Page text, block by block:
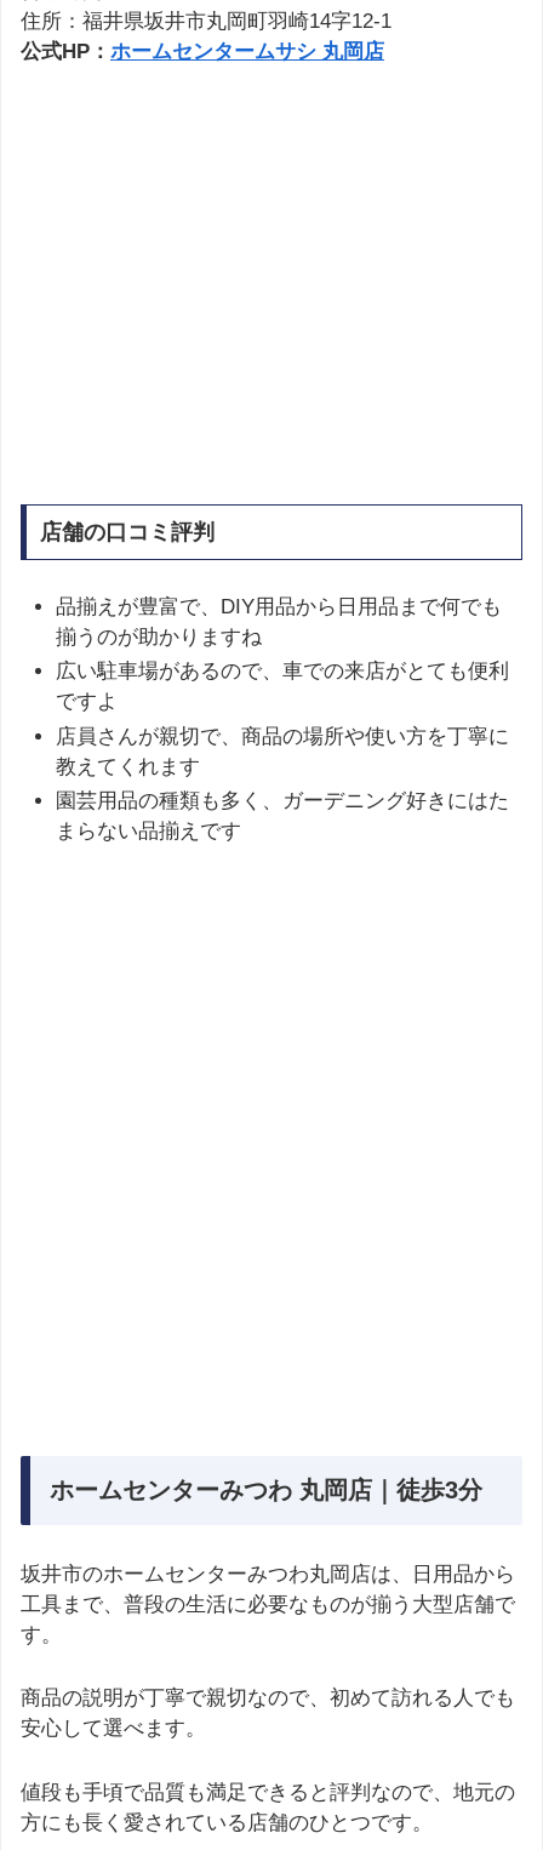
住所：福井県坂井市丸岡町羽崎14字12-1
公式HP： ホームセンタームサシ 丸岡店
店舗の口コミ評判
品揃えが豊富で、DIY用品から日用品まで何でも
揃うのが助かりますね
広い駐車場があるので、車での来店がとても便利
ですよ
店員さんが親切で、商品の場所や使い方を丁寧に
教えてくれます
園芸用品の種類も多く、ガーデニング好きにはた
まらない品揃えです
ホームセンターみつわ 丸岡店｜徒歩3分
坂井市のホームセンターみつわ丸岡店は、日用品から
工具まで、普段の生活に必要なものが揃う大型店舗で
す。
商品の説明が丁寧で親切なので、初めて訪れる人でも
安心して選べます。
値段も手頃で品質も満足できると評判なので、地元の
方にも長く愛されている店舗のひとつです。